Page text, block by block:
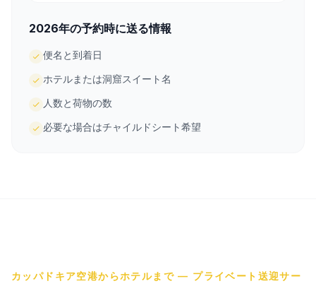
2026年の予約時に送る情報
便名と到着日
ホテルまたは洞窟スイート名
人数と荷物の数
必要な場合はチャイルドシート希望
カッパドキア空港からホテルまで — プライベート送迎サー